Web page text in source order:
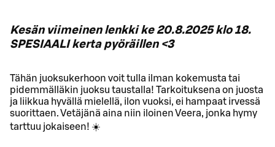
Kesän viimeinen lenkki ke 20.8.2025 klo 18.
SPESIAALI kerta pyöräillen <3
Tähän juoksukerhoon voit tulla ilman kokemusta tai
pidemmälläkin juoksu taustalla! Tarkoituksena on juosta
ja liikkua hyvällä mielellä, ilon vuoksi, ei hampaat irvessä
suorittaen. Vetäjänä aina niin iloinen Veera, jonka hymy
tarttuu jokaiseen! ☀️